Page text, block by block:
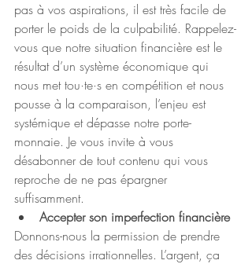
pas à vos aspirations, il est très facile de
porter le poids de la culpabilité. Rappelez-
vous que notre situation financière est le
résultat d’un système économique qui
nous met tou·te·s en compétition et nous
pousse à la comparaison, l’enjeu est
systémique et dépasse notre porte-
monnaie. Je vous invite à vous
désabonner de tout contenu qui vous
reproche de ne pas épargner
suffisamment.
Accepter son imperfection financière
Donnons-nous la permission de prendre
des décisions irrationnelles. L’argent, ça